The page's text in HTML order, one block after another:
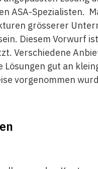
ASA-Spezialisten.
grösserer
Diesem Vorwurf
Verschiedene
gut an
vorgenommen